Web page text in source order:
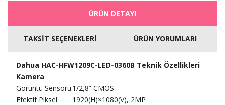
ÜRÜN DETAYI
TAKSİT SEÇENEKLERİ ÜRÜN YORUMLARI
Dahua HAC-HFW1209C-LED-0360B Teknik Özellikleri
Kamera
Görüntü Sensörü 1/2,8” CMOS
Efektif Piksel
1920(H)×1080(V), 2MP